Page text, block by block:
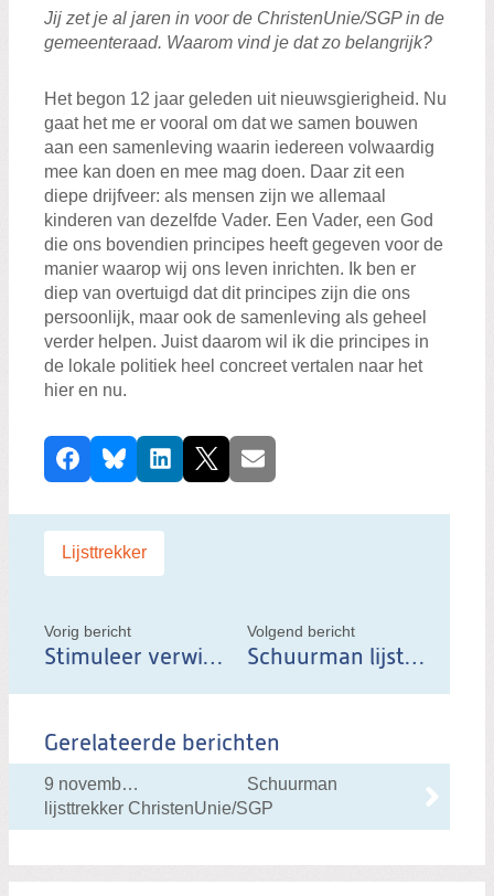
Jij zet je al jaren in voor de ChristenUnie/SGP in de
gemeenteraad. Waarom vind je dat zo belangrijk?
Het begon 12 jaar geleden uit nieuwsgierigheid. Nu
gaat het me er vooral om dat we samen bouwen
aan een samenleving waarin iedereen volwaardig
mee kan doen en mee mag doen. Daar zit een
diepe drijfveer: als mensen zijn we allemaal
kinderen van dezelfde Vader. Een Vader, een God
die ons bovendien principes heeft gegeven voor de
manier waarop wij ons leven inrichten. Ik ben er
diep van overtuigd dat dit principes zijn die ons
persoonlijk, maar ook de samenleving als geheel
verder helpen. Juist daarom wil ik die principes in
de lokale politiek heel concreet vertalen naar het
hier en nu.
D
e
e
l
t
b
i
c
h
t
FacebookBlueskyLinkedIn
X E-mail
Labels:
Lijsttrekker
Vorig bericht
Stimuleer verwijderen asbesthoudende daken
Volgend bericht
Schuurman lijsttrekker ChristenUnie/SGP
Gerelateerde berichten
9 november 2017 om 13:00
Schuurman
lijsttrekker ChristenUnie/SGP